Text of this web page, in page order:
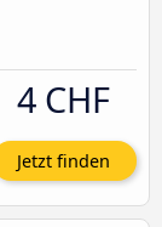
4 CHF
Jetzt finden